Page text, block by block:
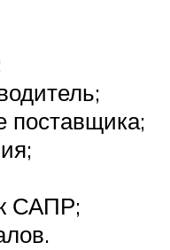
поставщика;
САПР;